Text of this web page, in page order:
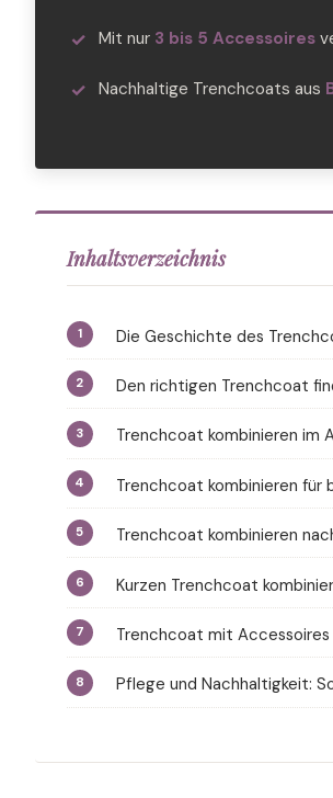
Mit nur 3 bis 5 Accessoires
Nachhaltige Trenchcoats aus
Inhaltsverzeichnis
Die Geschichte des
Den richtigen Trenchcoat
Trenchcoat kombinieren im
Trenchcoat kombinieren für
Trenchcoat kombinieren
Kurzen Trenchcoat
Trenchcoat mit
Pflege und Nachhaltigkeit: